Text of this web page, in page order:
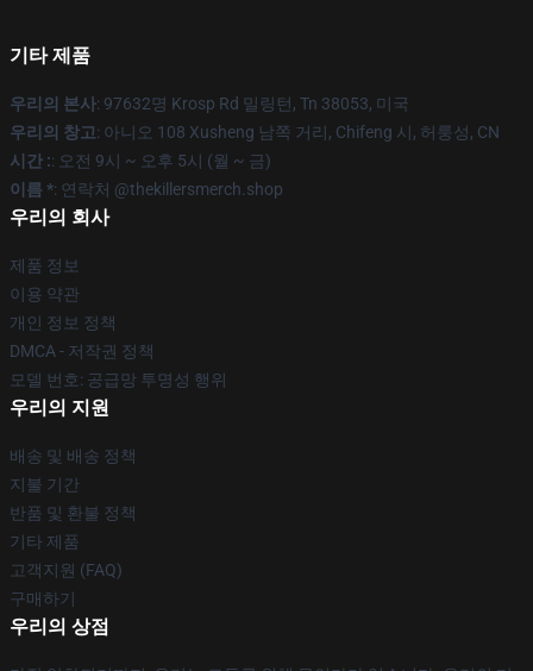
기타 제품
우리의 본사: 97632명 Krosp Rd 밀링턴, Tn 38053, 미국
우리의 창고: 아니오 108 Xusheng 남쪽 거리, Chifeng 시, 허룽성, CN
시간 :: 오전 9시 ~ 오후 5시 (월 ~ 금)
이름 *: 연락처 @thekillersmerch.shop
우리의 회사
제품 정보
이용 약관
개인 정보 정책
DMCA - 저작권 정책
모델 번호: 공급망 투명성 행위
우리의 지원
배송 및 배송 정책
지불 기간
반품 및 환불 정책
기타 제품
고객지원 (FAQ)
구매하기
우리의 상점